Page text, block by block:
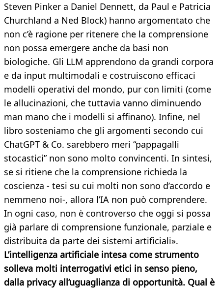
Steven Pinker a Daniel Dennett, da Paul e Patricia
Churchland a Ned Block) hanno argomentato che
non c’è ragione per ritenere che la comprensione
non possa emergere anche da basi non
biologiche. Gli LLM apprendono da grandi corpora
e da input multimodali e costruiscono efficaci
modelli operativi del mondo, pur con limiti (come
le allucinazioni, che tuttavia vanno diminuendo
man mano che i modelli si affinano). Infine, nel
libro sosteniamo che gli argomenti secondo cui
ChatGPT & Co. sarebbero meri “pappagalli
stocastici” non sono molto convincenti. In sintesi,
se si ritiene che la comprensione richieda la
coscienza - tesi su cui molti non sono d’accordo e
nemmeno noi-, allora l’IA non può comprendere.
In ogni caso, non è controverso che oggi si possa
già parlare di comprensione funzionale, parziale e
distribuita da parte dei sistemi artificiali».
L’intelligenza artificiale intesa come strumento
solleva molti interrogativi etici in senso pieno,
dalla privacy all’uguaglianza di opportunità. Qual è